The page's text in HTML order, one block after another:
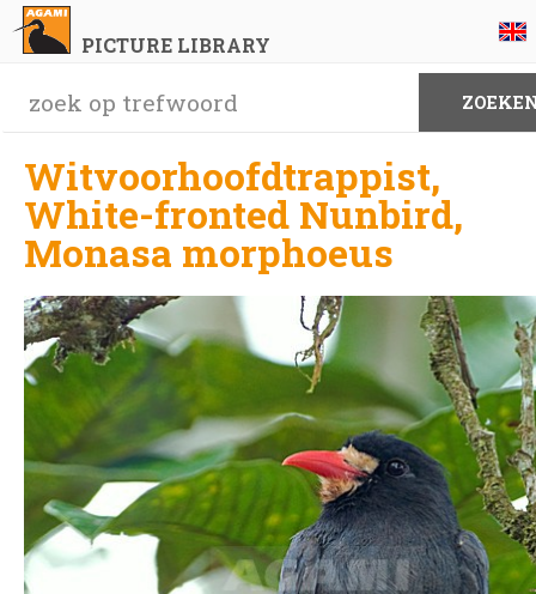
PICTURE LIBRARY
Witvoorhoofdtrappist,
White-fronted Nunbird,
Monasa morphoeus